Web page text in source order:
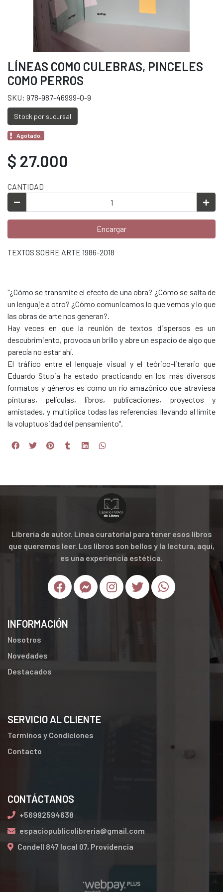
LÍNEAS COMO CULEBRAS, PINCELES
COMO PERROS
SKU: 978-987-46999-0-9
Stock por sucursal
Agotado.
$ 27.000
CANTIDAD
Encargar
TEXTOS SOBRE ARTE 1986-2018
"¿Cómo se transmite el efecto de una obra? ¿Cómo se salta de
un lenguaje a otro? ¿Cómo comunicamos lo que vemos y lo que
las obras de arte nos generan?.
Hay veces en que la reunión de textos dispersos es un
descubrimiento, provoca un brillo y abre un espacio de algo que
parecía no estar ahí.
El tráfico entre el lenguaje visual y el teórico-literario que
Eduardo Stupia ha estado practicando en los más diversos
formatos y géneros es como un río amazónico que atraviesa
pinturas, películas, libros, publicaciones, proyectos y
amistades, y multiplica todas las referencias llevando al límite
la voluptuosidad del pensamiento".
Librería de autor. Línea curatorial para tener esos libros
que queremos leer. Los libros son bellos y la lectura, aquí,
es una experiencia estética.
INFORMACIÓN
Nosotros
Novedades
Destacados
SERVICIO AL CLIENTE
Terminos y Condiciones
Contacto
CONTÁCTANOS
+56992594638
espaciopublicolibreria@gmail.com
Condell 847 local 07, Providencia